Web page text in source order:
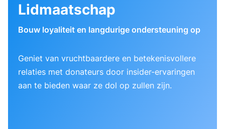
Lidmaatschap
Bouw loyaliteit en langdurige ondersteuning op
Geniet van vruchtbaardere en betekenisvollere
relaties met donateurs door insider-ervaringen
aan te bieden waar ze dol op zullen zijn.